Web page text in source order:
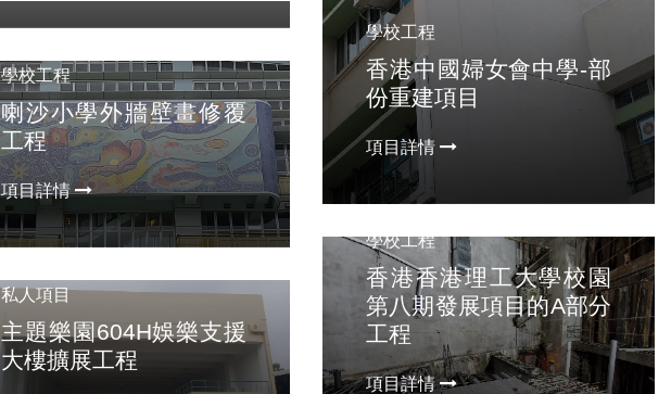
學校工程
香港中國婦女會中學-部
份重建項目
項目詳情
學校工程
喇沙小學外牆壁畫修覆
工程
項目詳情
學校工程
香港香港理工大學校園
第八期發展項目的A部分
工程
項目詳情
私人項目
主題樂園604H娛樂支援
大樓擴展工程